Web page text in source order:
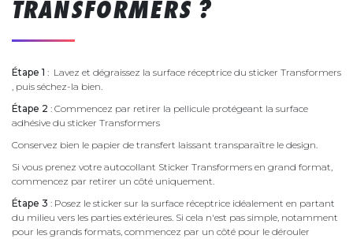
TRANSFORMERS ?
Étape 1 : Lavez et dégraissez la surface réceptrice du sticker Transformers
, puis séchez-la bien.
Étape 2 : Commencez par retirer la pellicule protégeant la surface
adhésive du sticker Transformers
Conservez bien le papier de transfert laissant transparaître le design.
Si vous prenez votre autocollant Sticker Transformers en grand format,
commencez par retirer un côté uniquement.
Étape 3 : Posez le sticker sur la surface réceptrice idéalement en partant
du milieu vers les parties extérieures. Si cela n'est pas simple, notamment
pour les grands formats, commencez par un côté pour le dérouler